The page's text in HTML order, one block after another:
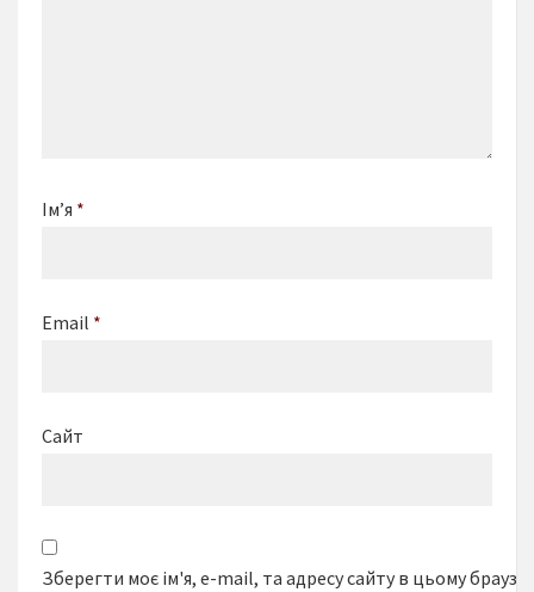
Ім’я *
Email *
Сайт
Зберегти моє ім'я, e-mail, та адресу сайту в цьому